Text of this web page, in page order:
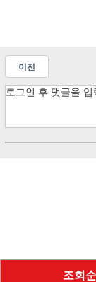
이전
조회순